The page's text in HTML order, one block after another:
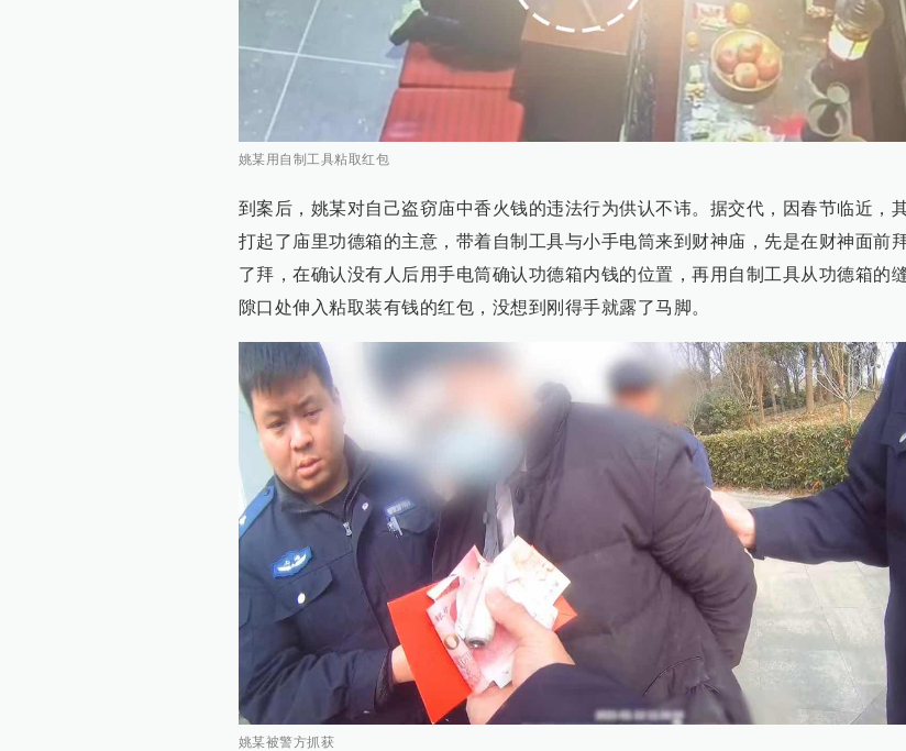
姚某用自制工具粘取红包
到案后，姚某对自己盗窃庙中香火钱的违法行为供认不讳。据交代，因春节临近，
打起了庙里功德箱的主意，带着自制工具与小手电筒来到财神庙，先是在财神面前
了拜，在确认没有人后用手电筒确认功德箱内钱的位置，再用自制工具从功德箱的
隙口处伸入粘取装有钱的红包，没想到刚得手就露了马脚。
姚某被警方抓获